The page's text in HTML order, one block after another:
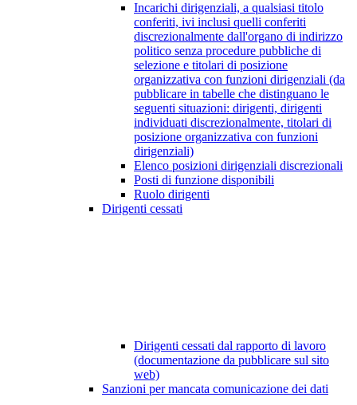
Incarichi dirigenziali, a qualsiasi titolo
conferiti, ivi inclusi quelli conferiti
discrezionalmente dall'organo di indirizzo
politico senza procedure pubbliche di
selezione e titolari di posizione
organizzativa con funzioni dirigenziali (da
pubblicare in tabelle che distinguano le
seguenti situazioni: dirigenti, dirigenti
individuati discrezionalmente, titolari di
posizione organizzativa con funzioni
dirigenziali)
Elenco posizioni dirigenziali discrezionali
Posti di funzione disponibili
Ruolo dirigenti
Dirigenti cessati
Dirigenti cessati dal rapporto di lavoro
(documentazione da pubblicare sul sito
web)
Sanzioni per mancata comunicazione dei dati